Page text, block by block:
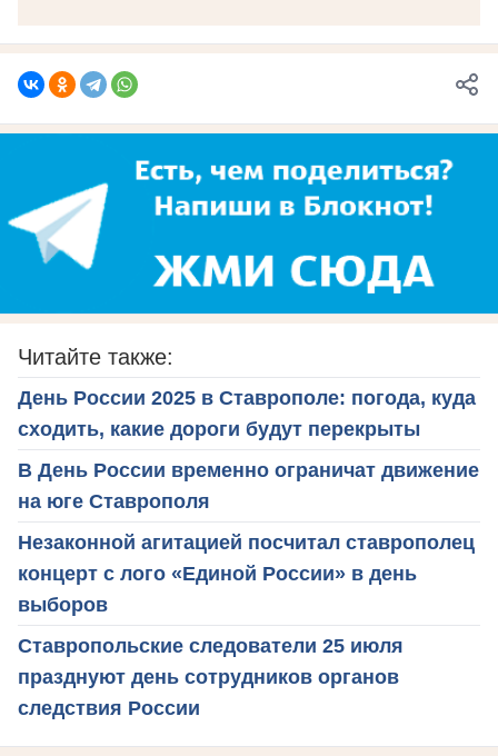
Читайте также:
День России 2025 в Ставрополе: погода, куда
сходить, какие дороги будут перекрыты
В День России временно ограничат движение
на юге Ставрополя
Незаконной агитацией посчитал ставрополец
концерт с лого «Единой России» в день
выборов
Ставропольские следователи 25 июля
празднуют день сотрудников органов
следствия России